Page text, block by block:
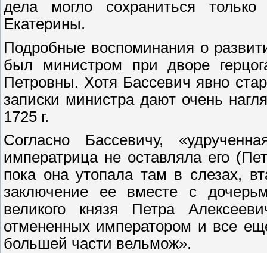
дела могло сохраниться
Екатерины.
Подробные воспоминания о
был министром при дворе
Петровны. Хотя Бассевич явно
записки министра дают очень
1725 г.
Согласно Бассевичу,
императрица не оставляла его
пока она утопала там в слезах,
заключение ее вместе с
великого князя Петра
отмененных императором и все
большей части вельмож».